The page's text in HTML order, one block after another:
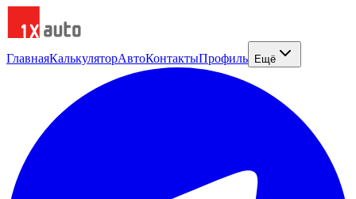
ГлавнаяКалькуляторАвтоКонтактыПрофиль Ещё